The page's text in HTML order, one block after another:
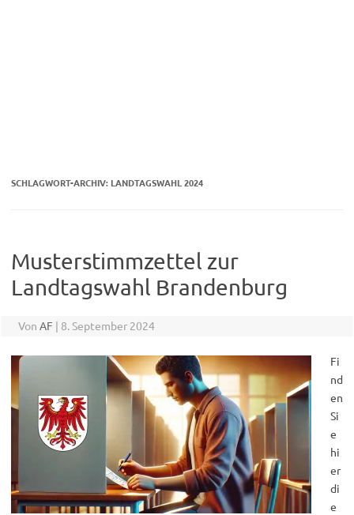
SCHLAGWORT-ARCHIV: LANDTAGSWAHL 2024
Musterstimmzettel zur
Landtagswahl Brandenburg
Von AF | 8. September 2024
Fi
nd
en
Si
e
hi
er
di
e